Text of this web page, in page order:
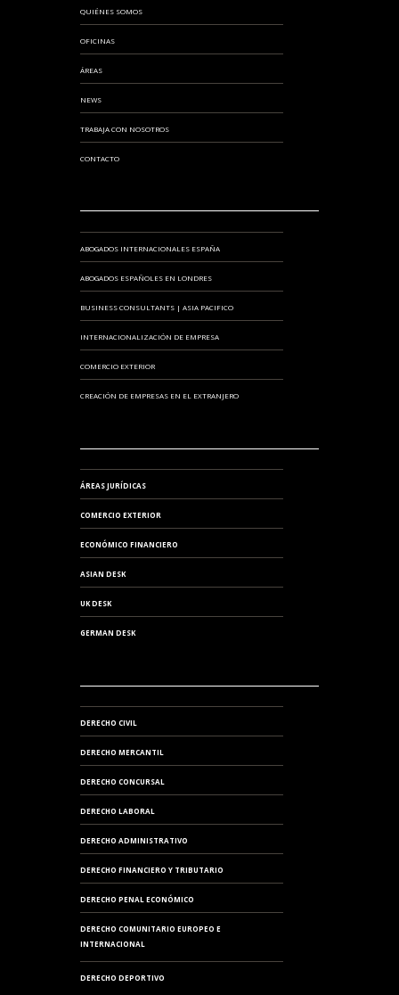
QUIÉNES SOMOS
OFICINAS
ÁREAS
NEWS
TRABAJA CON NOSOTROS
CONTACTO
ABOGADOS INTERNACIONALES ESPAÑA
ABOGADOS ESPAÑOLES EN LONDRES
BUSINESS CONSULTANTS | ASIA PACIFICO
INTERNACIONALIZACIÓN DE EMPRESA
COMERCIO EXTERIOR
CREACIÓN DE EMPRESAS EN EL EXTRANJERO
ÁREAS JURÍDICAS
COMERCIO EXTERIOR
ECONÓMICO FINANCIERO
ASIAN DESK
UK DESK
GERMAN DESK
DERECHO CIVIL
DERECHO MERCANTIL
DERECHO CONCURSAL
DERECHO LABORAL
DERECHO ADMINISTRATIVO
DERECHO FINANCIERO Y TRIBUTARIO
DERECHO PENAL ECONÓMICO
DERECHO COMUNITARIO EUROPEO E
INTERNACIONAL
DERECHO DEPORTIVO